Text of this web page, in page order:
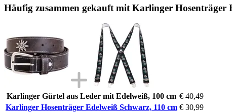
Häufig zusammen gekauft mit Karlinger Hosenträger
Karlinger Gürtel aus Leder mit Edelweiß, 100 cm € 40,49
Karlinger Hosenträger Edelweiß Schwarz, 110 cm € 30,99